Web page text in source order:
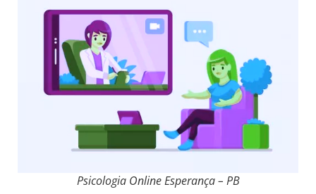
Psicologia Online Esperança – PB